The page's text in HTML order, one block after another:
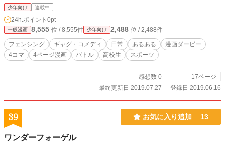
少年向け 連載中
24h.ポイント 0pt
一般漫画 8,555 位 / 8,555件 少年向け 2,488 位 / 2,488件
フェンシング ギャグ・コメディ 日常 あるある
漫画ダービー
4コマ
4ページ漫画 バトル 高校生 スポーツ
感想数 0
17ページ
最終更新日 2019.07.27
登録日 2019.06.16
39 お気に入り追加 13
ワンダーフォーゲル